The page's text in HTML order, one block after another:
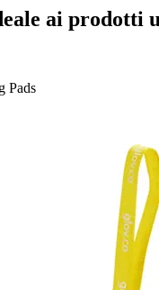
ai prodotti
Pads